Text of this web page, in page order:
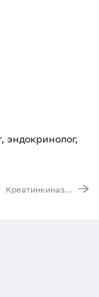
эндокринолог,
Креатинкиназа общая